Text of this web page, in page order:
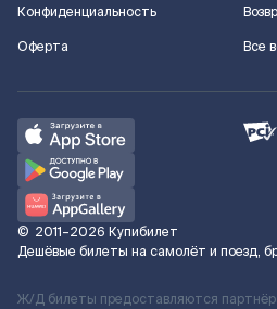
Конфиденциальность
Оферта
Все
© 2011–2026 Купибилет
Дешёвые билеты на самолёт и поезд,
Ж/Д билеты предоставляются